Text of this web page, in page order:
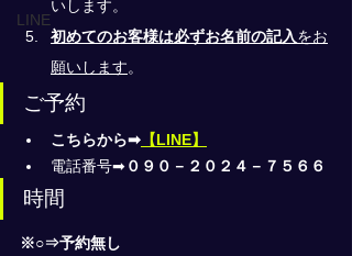
LINE
いします。
初めてのお客様は必ずお名前の記入をお
願いします。
ご予約
こちらから➡ 【LINE】
電話番号➡０９０－２０２４－７５６６
時間
※○⇒予約無し